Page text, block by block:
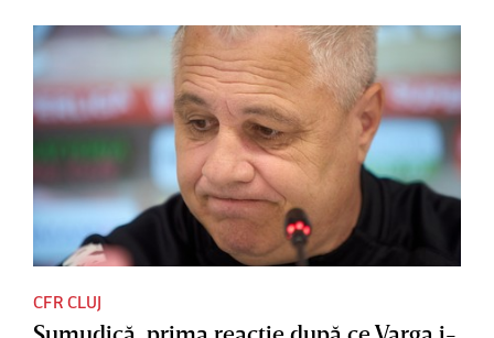
CFR CLUJ